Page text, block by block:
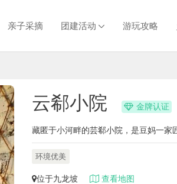
亲子采摘 团建活动 游玩攻略
云郗小院 金牌认证
环境优美
位于九龙坡 查看地图